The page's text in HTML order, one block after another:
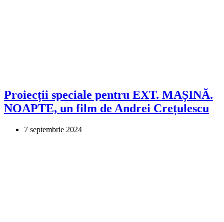
Proiecții speciale pentru EXT. MAȘINĂ.
NOAPTE, un film de Andrei Crețulescu
7 septembrie 2024